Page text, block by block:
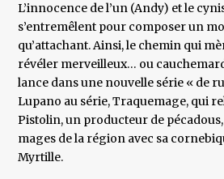
L’innocence de l’un (Andy) et le
s’entremêlent pour composer un
qu’attachant. Ainsi, le chemin qui
révéler merveilleux… ou
lance dans une nouvelle série « de
Lupano au série, Traquemage, qui
Pistolin, un producteur de
mages de la région avec sa
Myrtille.